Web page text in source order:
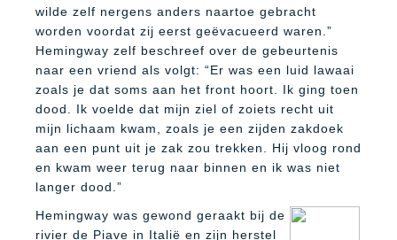
wilde zelf nergens anders naartoe gebracht
worden voordat zij eerst geëvacueerd waren.”
Hemingway zelf beschreef over de gebeurtenis
naar een vriend als volgt: “Er was een luid lawaai
zoals je dat soms aan het front hoort. Ik ging toen
dood. Ik voelde dat mijn ziel of zoiets recht uit
mijn lichaam kwam, zoals je een zijden zakdoek
aan een punt uit je zak zou trekken. Hij vloog rond
en kwam weer terug naar binnen en ik was niet
langer dood.”
Hemingway was gewond geraakt bij de
rivier de Piave in Italië en zijn herstel